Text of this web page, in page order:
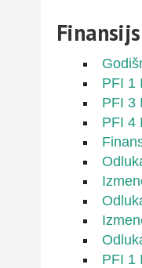
PFI 1
PFI 3
PFI 4
PFI 1